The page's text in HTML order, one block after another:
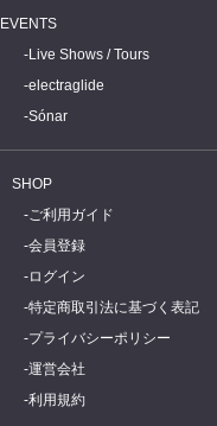
EVENTS
Live Shows / Tours
electraglide
Sónar
SHOP
ご利用ガイド
会員登録
ログイン
特定商取引法に基づく表記
プライバシーポリシー
運営会社
利用規約